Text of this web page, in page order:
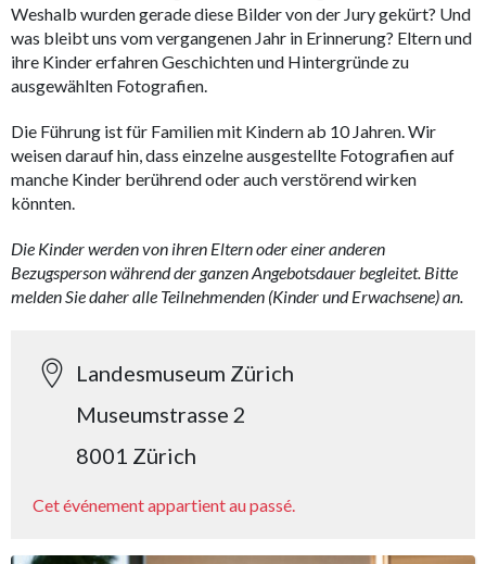
Weshalb wurden gerade diese Bilder von der Jury gekürt? Und
was bleibt uns vom vergangenen Jahr in Erinnerung? Eltern und
ihre Kinder erfahren Geschichten und Hintergründe zu
ausgewählten Fotografien.
Die Führung ist für Familien mit Kindern ab 10 Jahren. Wir
weisen darauf hin, dass einzelne ausgestellte Fotografien auf
manche Kinder berührend oder auch verstörend wirken
könnten.
Die Kinder werden von ihren Eltern oder einer anderen
Bezugsperson während der ganzen Angebotsdauer begleitet. Bitte
melden Sie daher alle Teilnehmenden (Kinder und Erwachsene) an.
Landesmuseum Zürich
Museumstrasse 2
8001 Zürich
Cet événement appartient au passé.